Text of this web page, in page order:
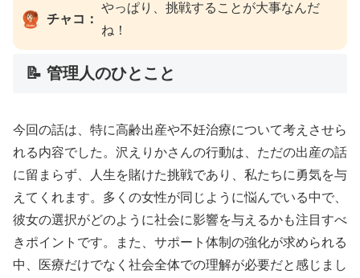
チャコ：
やっぱり、挑戦することが大事なんだ
ね！
📝 管理人のひとこと
今回の話は、特に高齢出産や不妊治療について考えさせら
れる内容でした。沢えりかさんの行動は、ただの出産の話
に留まらず、人生を賭けた挑戦であり、私たちに勇気を与
えてくれます。多くの女性が同じように悩んでいる中で、
彼女の選択がどのように社会に影響を与えるかも注目すべ
きポイントです。また、サポート体制の強化が求められる
中、医療だけでなく社会全体での理解が必要だと感じまし